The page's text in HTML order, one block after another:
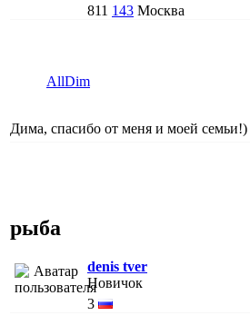
811 143 Москва
AllDim
Дима, спасибо от меня и моей
рыба
denis tver
Новичок
3